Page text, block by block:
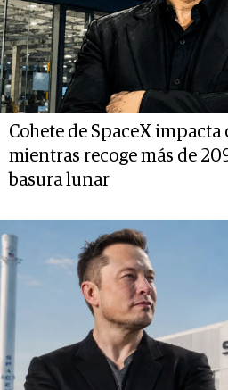
Cohete de SpaceX
mientras recoge más de
basura lunar